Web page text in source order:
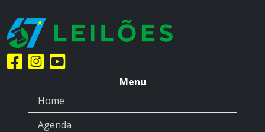
Menu
Home
Agenda